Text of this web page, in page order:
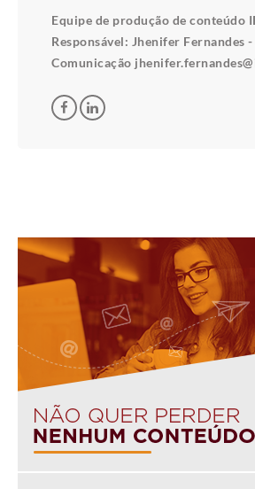
Equipe de produção de conteúdo
Responsável: Jhenifer Fernandes
Comunicação